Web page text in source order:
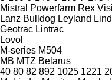
Mistral
Powerfarm Rex
Lanz Bulldog Leyland
Geotrac Lintrac
Lovol
M-series M504
MB MTZ Belarus
40 80 82 892 1025 1221